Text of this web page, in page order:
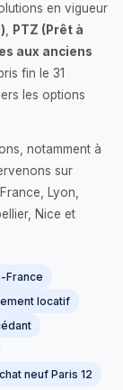
en vigueur
PTZ (Prêt à
aux anciens
fin le 31
les options
notamment à
sur
Lyon,
Nice et
France
locatif
neuf Paris 12